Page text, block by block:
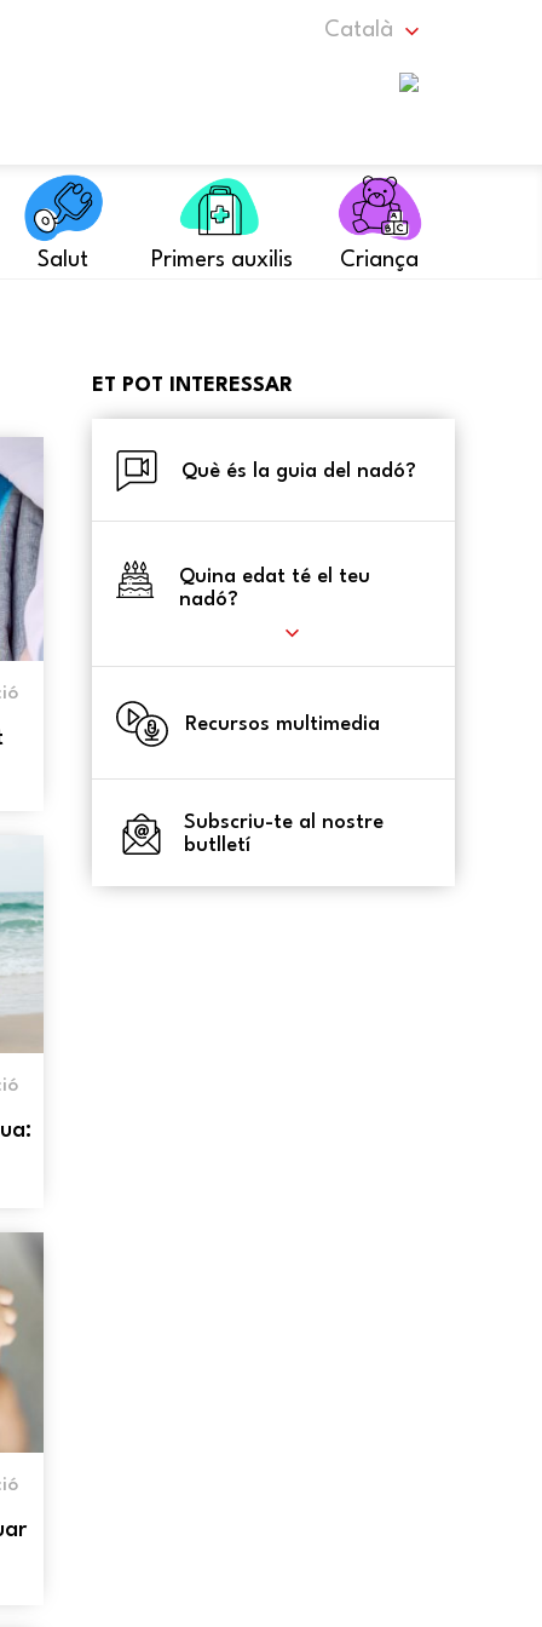
Català
Salut Primers auxilis Criança
ET POT INTERESSAR
Què és la guia del nadó?
Quina edat té el teu
nadó?
Recursos multimedia
Subscriu-te al nostre
butlletí